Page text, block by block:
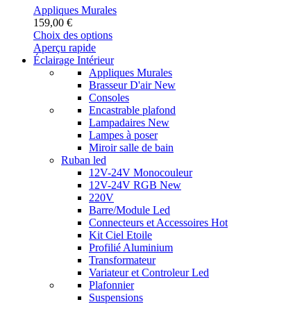
Appliques Murales
159,00 €
Choix des optionsCe
a
plusieurs
variations.
Les
options
peuvent
être
choisies
la
page
du
produit
Aperçu rapide
Éclairage Intérieur
Appliques Murales
Brasseur D'airNew
Consoles
Encastrable plafond
Lampadaires New
Lampes à poser
Miroir salle de bain
Ruban led
12V-24V Monocouleur
12V-24V RGB New
220V
Barre/Module Led
Connecteurs et Accessoires Hot
Kit Ciel Etoile
Profilié Aluminium
Transformateur
Variateur et Controleur Led
Plafonnier
Suspensions